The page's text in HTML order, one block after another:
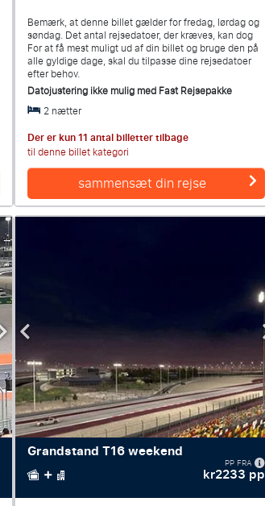
Bemærk, at denne billet gælder for fredag, lørdag og
søndag. Det antal rejsedatoer, der kræves, kan dog
For at få mest muligt ud af din billet og bruge den på
alle gyldige dage, skal du tilpasse dine rejsedatoer
efter behov.
Datojustering ikke mulig medFast Rejsepakke
2 nætter
Der er kun 11 antal billetter tilbage
til denne billet kategori
sammensæt din rejse
Grandstand T16 weekend
PP FRA
kr2233 pp